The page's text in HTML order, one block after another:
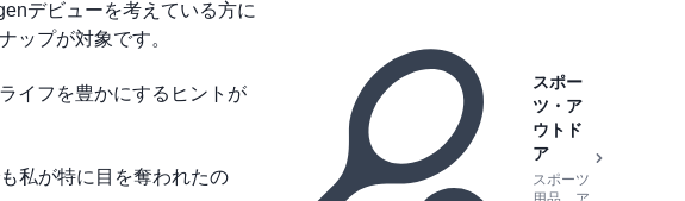
デビューを考えている方に
ップが対象です。
イフを豊かにするヒントが
私が特に目を奪われたの
スポー
ツ・ア
ウトド
ア
スポーツ